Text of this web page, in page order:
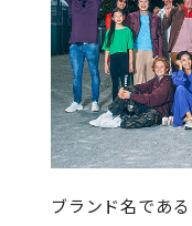
ブランド名であ